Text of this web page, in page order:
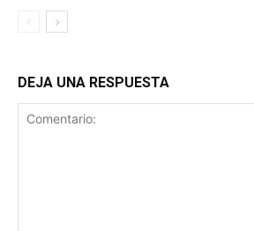
DEJA UNA RESPUESTA